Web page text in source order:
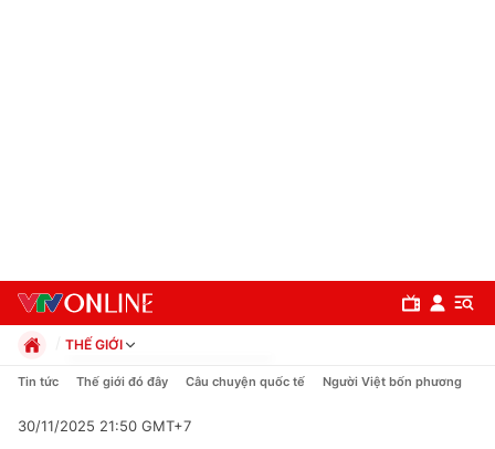
THẾ GIỚI
Chính trị
Pháp luật
Tin tức Thế giới đó đây Câu chuyện quốc tế Người Việt bốn phương
30/11/2025 21:50 GMT+7